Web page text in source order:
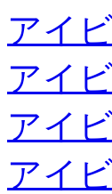
アイ
アイ
アイ
アイ